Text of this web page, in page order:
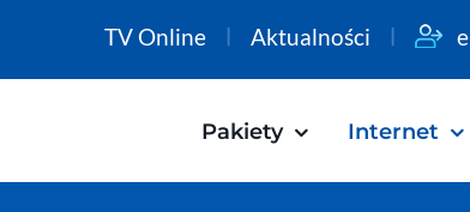
TV Online Aktualności
Pakiety Internet